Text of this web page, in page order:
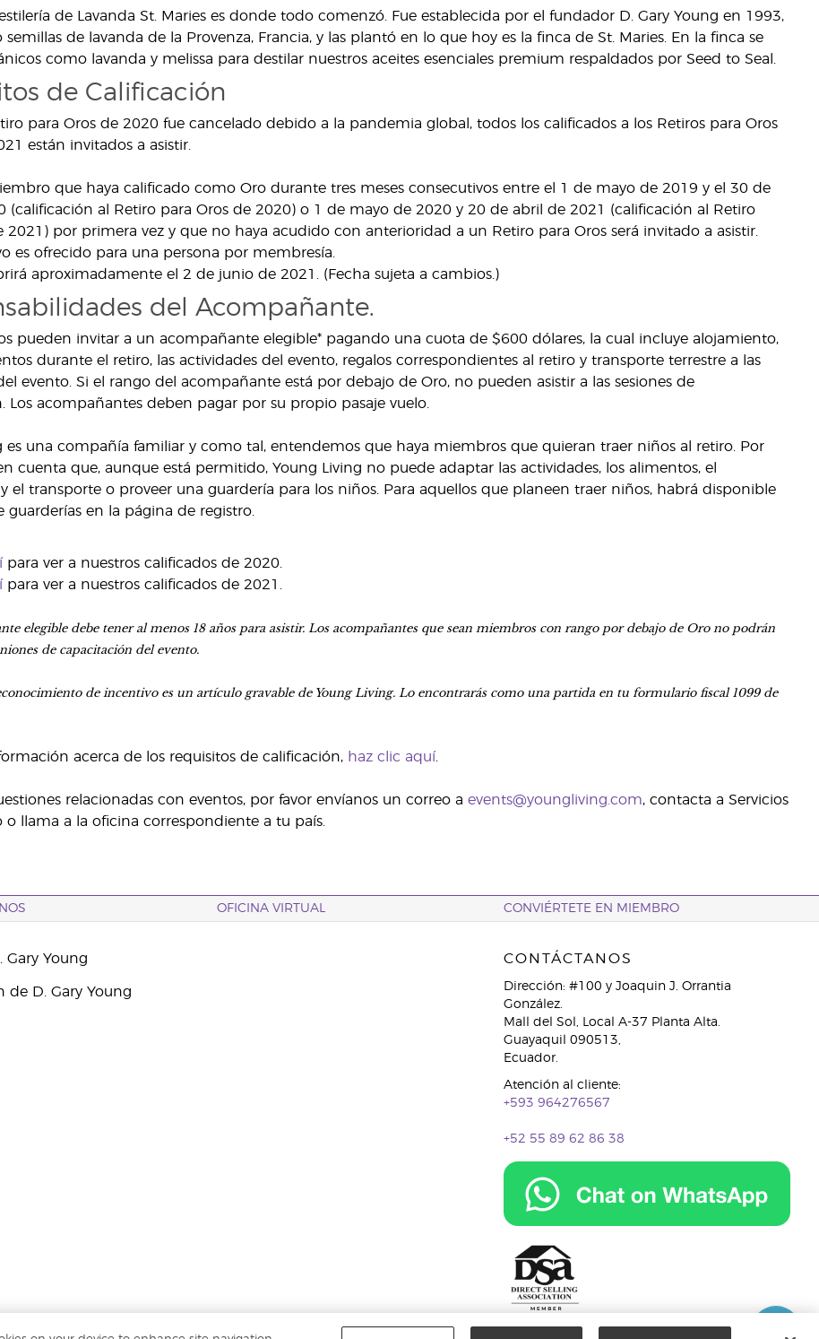
de Lavanda St. Maries es donde todo comenzó. Fue establecida por el fundador D. Gary Young en 1993,
de lavanda de la Provenza, Francia, y las plantó en lo que hoy es la finca de St. Maries. En la finca se
como lavanda y melissa para destilar nuestros aceites esenciales premium respaldados por Seed to Seal.
de Calificación
para Oros de 2020 fue cancelado debido a la pandemia global, todos los calificados a los Retiros para Oros
están invitados a asistir.
que haya calificado como Oro durante tres meses consecutivos entre el 1 de mayo de 2019 y el 30 de
(calificación al Retiro para Oros de 2020) o 1 de mayo de 2020 y 20 de abril de 2021 (calificación al Retiro
2021) por primera vez y que no haya acudido con anterioridad a un Retiro para Oros será invitado a asistir.
es ofrecido para una persona por membresía.
aproximadamente el 2 de junio de 2021. (Fecha sujeta a cambios.)
del Acompañante.
pueden invitar a un acompañante elegible* pagando una cuota de $600 dólares, la cual incluye alojamiento,
durante el retiro, las actividades del evento, regalos correspondientes al retiro y transporte terrestre a las
evento. Si el rango del acompañante está por debajo de Oro, no pueden asistir a las sesiones de
Los acompañantes deben pagar por su propio pasaje vuelo.
es una compañía familiar y como tal, entendemos que haya miembros que quieran traer niños al retiro. Por
cuenta que, aunque está permitido, Young Living no puede adaptar las actividades, los alimentos, el
el transporte o proveer una guardería para los niños. Para aquellos que planeen traer niños, habrá disponible
guarderías en la página de registro.
para ver a nuestros calificados de 2020.
para ver a nuestros calificados de 2021.
elegible debe tener al menos 18 años para asistir. Los acompañantes que sean miembros con rango por debajo de Oro no podrán
de capacitación del evento.
de incentivo es un artículo gravable de Young Living. Lo encontrarás como una partida en tu formulario fiscal 1099 de
acerca de los requisitos de calificación, haz clic aquí.
relacionadas con eventos, por favor envíanos un correo a events@youngliving.com, contacta a Servicios
o llama a la oficina correspondiente a tu país.
OFICINA VIRTUAL CONVIÉRTETE EN MIEMBRO
Gary Young
de D. Gary Young
CONTÁCTANOS
Dirección: #100 y Joaquin J. Orrantia
González.
Mall del Sol, Local A-37 Planta Alta.
Guayaquil 090513,
Ecuador.
Atención al cliente:
+593 964276567
+52 55 89 62 86 38